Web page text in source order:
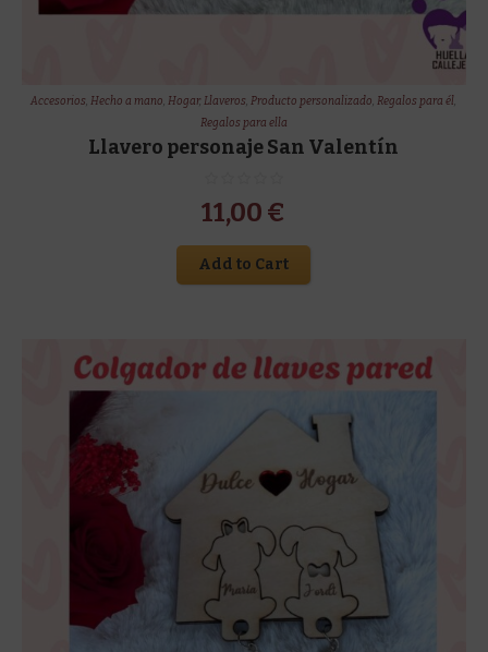
Accesorios,Hecho a mano,Hogar,Llaveros,Producto personalizado,Regalos para él,
Regalos para ella
Llavero personaje San Valentín
11,00 €
Add to Cart